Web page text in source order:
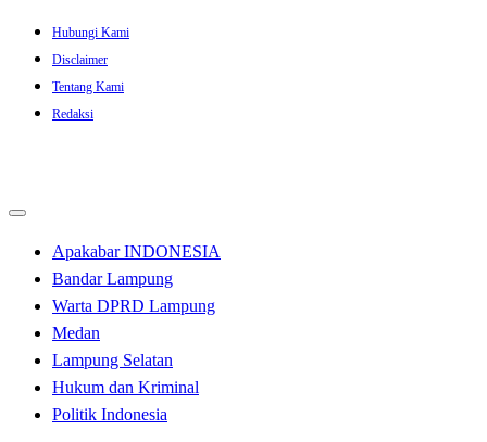
Skip
content
Hubungi Kami
Disclaimer
Tentang Kami
Redaksi
Apakabar INDONESIA
Bandar Lampung
Warta DPRD Lampung
Medan
Lampung Selatan
Hukum dan Kriminal
Politik Indonesia